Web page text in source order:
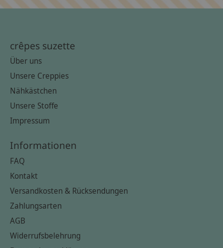
crêpes suzette
Über uns
Unsere Creppies
Nähkästchen
Unsere Stoffe
Impressum
Informationen
FAQ
Kontakt
Versandkosten & Rücksendungen
Zahlungsarten
AGB
Widerrufsbelehrung